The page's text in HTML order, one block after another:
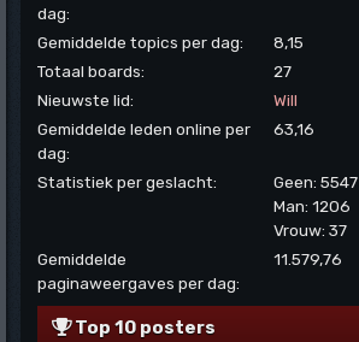
dag:
Gemiddelde topics per dag:
8,15
Totaal boards:
27
Nieuwste lid:
Will
Gemiddelde leden online per
dag:
63,16
Statistiek per geslacht:
Geen: 5547
Man: 1206
Vrouw: 37
Gemiddelde
paginaweergaves per dag:
11.579,76
Top 10 posters